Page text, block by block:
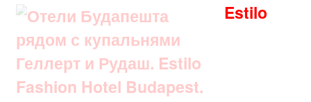
Estilo